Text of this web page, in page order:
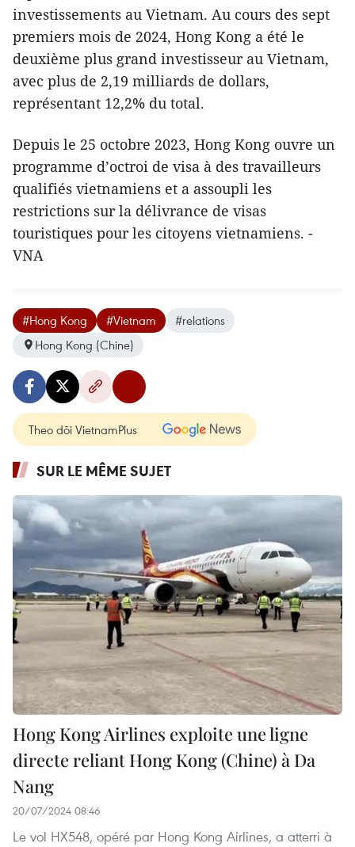
investissements au Vietnam. Au cours des sept
premiers mois de 2024, Hong Kong a été le
deuxième plus grand investisseur au Vietnam,
avec plus de 2,19 milliards de dollars,
représentant 12,2% du total.
Depuis le 25 octobre 2023, Hong Kong ouvre un
programme d’octroi de visa à des travailleurs
qualifiés vietnamiens et a assoupli les
restrictions sur la délivrance de visas
touristiques pour les citoyens vietnamiens. -
VNA
#Hong Kong #Vietnam
#relations
Hong Kong (Chine)
Theo dõi VietnamPlus
SUR LE MÊME SUJET
Hong Kong Airlines exploite une ligne
directe reliant Hong Kong (Chine) à Da
Nang
20/07/2024 08:46
Le vol HX548, opéré par Hong Kong Airlines, a atterri à